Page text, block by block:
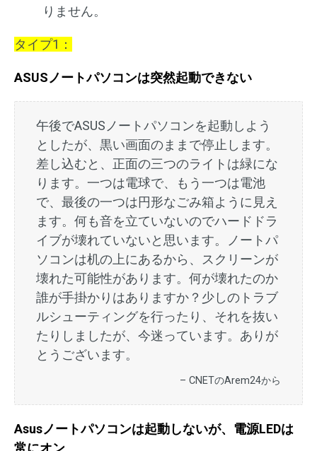
りません。
タイプ1：
ASUSノートパソコンは突然起動できない
午後でASUSノートパソコンを起動しよう
としたが、黒い画面のままで停止します。
差し込むと、正面の三つのライトは緑にな
ります。一つは電球で、もう一つは電池
で、最後の一つは円形なごみ箱ように見え
ます。何も音を立ていないのでハードドラ
イブが壊れていないと思います。ノートパ
ソコンは机の上にあるから、スクリーンが
壊れた可能性があります。何が壊れたのか
誰が手掛かりはありますか？少しのトラブ
ルシューティングを行ったり、それを抜い
たりしましたが、今迷っています。ありが
とうございます。
– CNETのArem24から
Asusノートパソコンは起動しないが、電源LEDは
常にオン